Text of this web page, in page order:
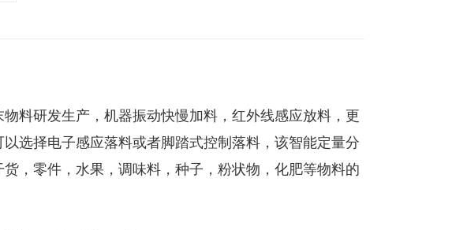
料研发生产，机器振动快慢加料，红外线感应放料，更
选择电子感应落料或者脚踏式控制落料，该智能定量分
，零件，水果，调味料，种子，粉状物，化肥等物料的